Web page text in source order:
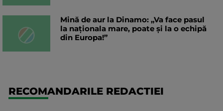
Mină de aur la Dinamo: „Va face pasul
la naționala mare, poate și la o echipă
din Europa!”
RECOMANDARILE REDACTIEI